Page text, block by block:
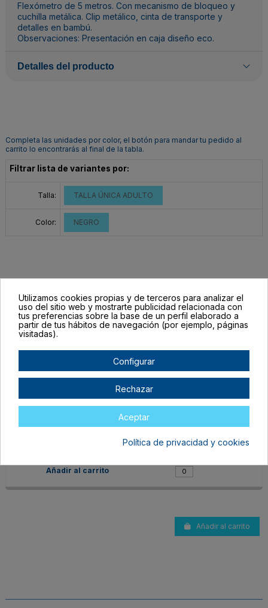
Flexómetro de 5 metros. Con mecanismo de bloqueo y
cuchilla metálica. Clip metálico, cinta de transporte y
detalles en bambú.
Observaciones: Presentación en caja diseño eco.
Detalles del producto
Completa las unidades por color, el botón para mandar tu pedido al
carrito lo encontrarás al final de la tabla.
Filtrar lista de variantes por:
Talla: TALLA ÚNICA ADULTO
Color: NEGRO
TALLA ÚNICA ADULTO
En stock
Añadir al carrito
Utilizamos cookies propias y de terceros para analizar el
uso del sitio web y mostrarte publicidad relacionada con
tus preferencias sobre la base de un perfil elaborado a
partir de tus hábitos de navegación (por ejemplo, páginas
visitadas).
Configurar
Rechazar
Aceptar
Política de privacidad y cookies